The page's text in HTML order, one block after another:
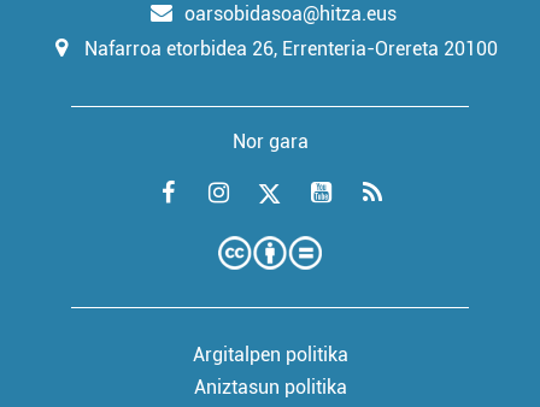
oarsobidasoa@hitza.eus
Nafarroa etorbidea 26, Errenteria-Orereta 20100
Nor gara
Argitalpen politika
Aniztasun politika